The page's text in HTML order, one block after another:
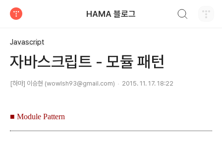
HAMA 블로그
Javascript
자바스크립트 - 모듈 패턴
[하마] 이승현 (wowlsh93@gmail.com) 2015. 11. 17. 18:22
■ Module Pattern